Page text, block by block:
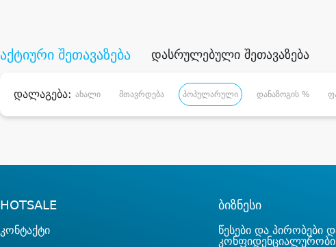
აქტიური შეთავაზება დასრულებული შეთავაზება
დალაგება: ახალი მთავრდება პოპულარული დანაზოგის %
HOTSALE
კონტაქტი
ბიზნესი
წესები და პირობები